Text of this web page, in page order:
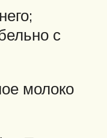
с
молоко